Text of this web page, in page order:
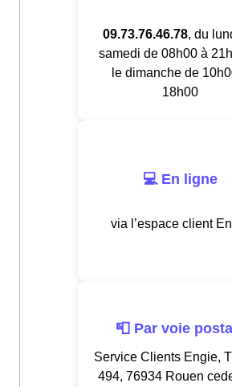
09.73.76.46.78, du
samedi de 08h00 à
le dimanche de
18h00
💻 En ligne
via l’espace client
📮 Par voie
Service Clients Engie,
494, 76934 Rouen